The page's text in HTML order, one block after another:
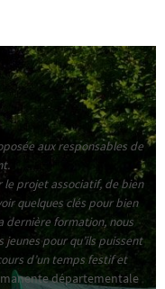
aux responsables de
projet associatif, de bien
quelques clés pour bien
dernière formation, nous
pour qu’ils puissent
d’un temps festif et
départementale